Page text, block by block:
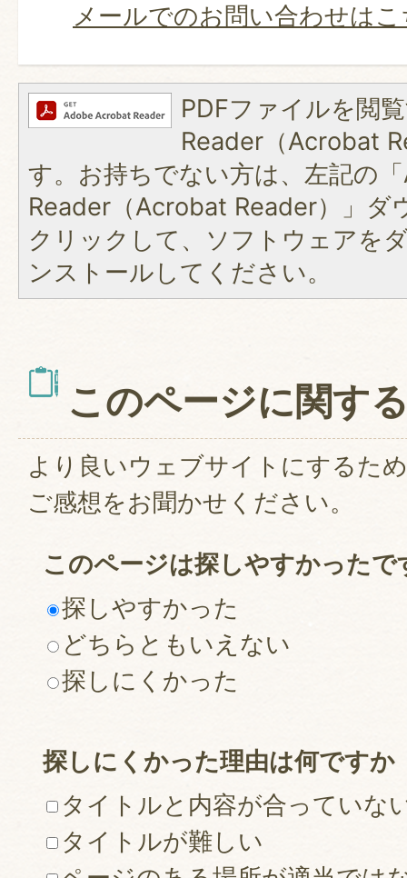
メールでのお問い合わせは
PDFファイルを閲
Reader（Acrobat
す。お持ちでない方は、左記の
Reader（Acrobat Reader）」ダ
クリックして、ソフトウェアを
ンストールしてください。
このページに関す
より良いウェブサイトにするた
ご感想をお聞かせください。
このページは探しやすかったで
探しやすかった
どちらともいえない
探しにくかった
探しにくかった理由は何ですか
タイトルと内容が合っていな
タイトルが難しい